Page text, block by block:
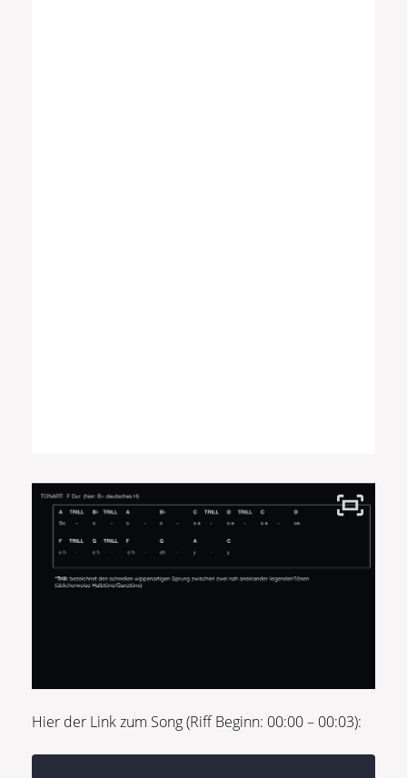
Hier der Link zum Song (Riff Beginn: 00:00 – 00:03):